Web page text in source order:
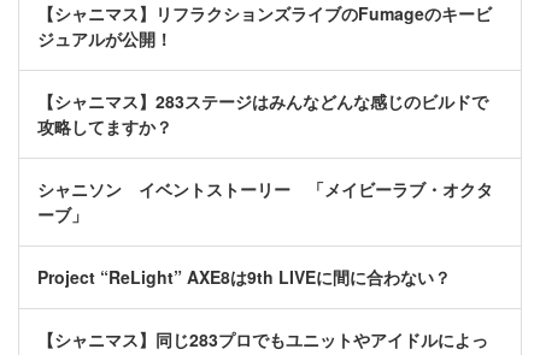
【シャニマス】リフラクションズライブのFumageのキービ
ジュアルが公開！
【シャニマス】283ステージはみんなどんな感じのビルドで
攻略してますか？
シャニソン イベントストーリー 「メイビーラブ・オクタ
ーブ」
Project “ReLight” AXE8は9th LIVEに間に合わない？
【シャニマス】同じ283プロでもユニットやアイドルによっ